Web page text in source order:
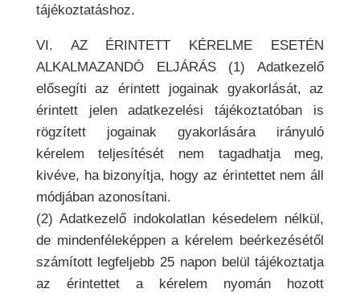
tájékoztatáshoz.
VI. AZ ÉRINTETT KÉRELME ESETÉN
ALKALMAZANDÓ ELJÁRÁS (1) Adatkezelő
elősegíti az érintett jogainak gyakorlását, az
érintett jelen adatkezelési tájékoztatóban is
rögzített jogainak gyakorlására irányuló
kérelem teljesítését nem tagadhatja meg,
kivéve, ha bizonyítja, hogy az érintettet nem áll
módjában azonosítani.
(2) Adatkezelő indokolatlan késedelem nélkül,
de mindenféleképpen a kérelem beérkezésétől
számított legfeljebb 25 napon belül tájékoztatja
az érintettet a kérelem nyomán hozott